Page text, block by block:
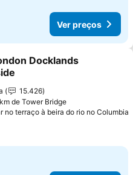
Ver preços
aos favoritos
Docklands
15.426
de Tower Bridge
no terraço à beira do rio no Columbia